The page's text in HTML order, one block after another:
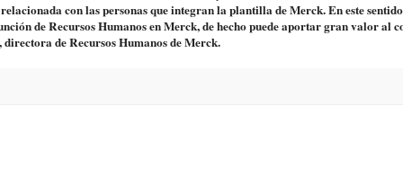
con las personas que integran la plantilla de Merck. En este
de Recursos Humanos en Merck, de hecho puede aportar gran valor al
de Recursos Humanos de Merck.